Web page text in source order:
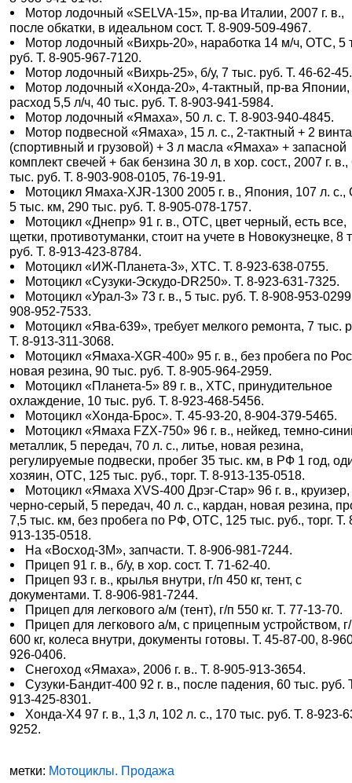
Мотор лодочный «SELVA-15», пр-ва Италии, 2007 г. в.,
после обкатки, в идеальном сост. Т. 8-909-509-4967.
Мотор лодочный «Вихрь-20», наработка 14 м/ч, ОТС, 5
руб. Т. 8-905-967-7120.
Мотор лодочный «Вихрь-25», б/у, 7 тыс. руб. Т. 46-62-45.
Мотор лодочный «Хонда-20», 4-тактный, пр-ва Японии,
расход 5,5 л/ч, 40 тыс. руб. Т. 8-903-941-5984.
Мотор лодочный «Ямаха», 50 л. с. Т. 8-903-940-4845.
Мотор подвесной «Ямаха», 15 л. с., 2-тактный + 2 винта
(спортивный и грузовой) + 3 л масла «Ямаха» + запасной
комплект свечей + бак бензина 30 л, в хор. сост., 2007 г. в.,
тыс. руб. Т. 8-903-908-0105, 76-19-91.
Мотоцикл Ямаха-XJR-1300 2005 г. в., Япония, 107 л.
5 тыс. км, 290 тыс. руб. Т. 8-905-078-1757.
Мотоцикл «Днепр» 91 г. в., ОТС, цвет черный, есть все,
щетки, противотуманки, стоит на учете в Новокузнецке, 8
руб. Т. 8-913-423-8784.
Мотоцикл «ИЖ-Планета-3», ХТС. Т. 8-923-638-0755.
Мотоцикл «Сузуки-Эскудо-DR250». Т. 8-923-631-7325.
Мотоцикл «Урал-3» 73 г. в., 5 тыс. руб. Т. 8-908-953-
908-952-7533.
Мотоцикл «Ява-639», требует мелкого ремонта, 7 тыс.
Т. 8-913-311-3068.
Мотоцикл «Ямаха-ХGR-400» 95 г. в., без пробега по
новая резина, 90 тыс. руб. Т. 8-905-964-2959.
Мотоцикл «Планета-5» 89 г. в., ХТС, принудительное
охлаждение, 10 тыс. руб. Т. 8-923-468-5456.
Мотоцикл «Хонда-Брос». Т. 45-93-20, 8-904-379-5465.
Мотоцикл «Ямаха FZX-750» 96 г. в., нейкед, темно-
металлик, 5 передач, 70 л. с., литье, новая резина,
регулируемые подвески, пробег 35 тыс. км, в РФ 1 год,
хозяин, ОТС, 125 тыс. руб., торг. Т. 8-913-135-0518.
Мотоцикл «Ямаха XVS-400 Дрэг-Стар» 96 г. в., круизер,
черно-серый, 5 передач, 40 л. с., кардан, новая резина,
7,5 тыс. км, без пробега по РФ, ОТС, 125 тыс. руб., торг. Т.
913-135-0518.
На «Восход-3М», запчасти. Т. 8-906-981-7244.
Прицеп 91 г. в., б/у, в хор. сост. Т. 71-62-40.
Прицеп 93 г. в., крылья внутри, г/п 450 кг, тент, с
документами. Т. 8-906-981-7244.
Прицеп для легкового а/м (тент), г/п 550 кг. Т. 77-13-70.
Прицеп для легкового а/м, с прицепным устройством,
600 кг, колеса внутри, документы готовы. Т. 45-87-00, 8-
926-0406.
Снегоход «Ямаха», 2006 г. в.. Т. 8-905-913-3654.
Сузуки-Бандит-400 92 г. в., после падения, 60 тыс. руб.
913-425-8301.
Хонда-Х4 97 г. в., 1,3 л, 102 л. с., 170 тыс. руб. Т. 8-923-
9252.
метки: Мотоциклы. Продажа